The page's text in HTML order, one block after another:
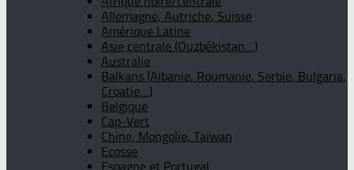
Allemagne, Autriche, Suisse
Amérique Latine
Asie centrale (Ouzbékistan…)
Australie
Balkans (Albanie, Roumanie, Serbie, Bulgarie,
Croatie…)
Belgique
Cap-Vert
Chine, Mongolie, Taïwan
Ecosse
Espagne et Portugal